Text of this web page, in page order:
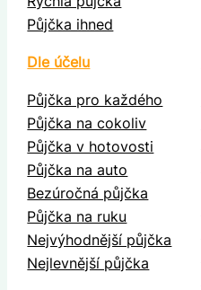
Půjčka ihned
Dle účelu
Půjčka pro každého
Půjčka na cokoliv
Půjčka v hotovosti
Půjčka na auto
Bezúročná půjčka
Půjčka na ruku
Nejvýhodnější půjčka
Nejlevnější půjčka